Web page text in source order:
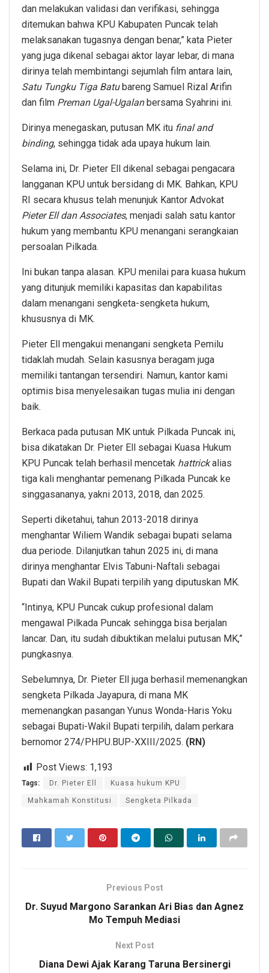
dan melakukan validasi dan verifikasi, sehingga
ditemukan bahwa KPU Kabupaten Puncak telah
melaksanakan tugasnya dengan benar,” kata Pieter
yang juga dikenal sebagai aktor layar lebar, di mana
dirinya telah membintangi sejumlah film antara lain,
Satu Tungku Tiga Batubareng Samuel Rizal Arifin
dan film Preman Ugal-Ugalanbersama Syahrini ini.
Dirinya menegaskan, putusan MK itu final and
binding, sehingga tidak ada upaya hukum lain.
Selama ini, Dr. Pieter Ell dikenal sebagai pengacara
langganan KPU untuk bersidang di MK. Bahkan, KPU
RI secara khusus telah menunjuk Kantor Advokat
Pieter Ell dan Associates, menjadi salah satu kantor
hukum yang membantu KPU menangani serangkaian
persoalan Pilkada.
Ini bukan tanpa alasan. KPU menilai para kuasa hukum
yang ditunjuk memiliki kapasitas dan kapabilitas
dalam menangani sengketa-sengketa hukum,
khususnya di MK.
Pieter Ell mengakui menangani sengketa Pemilu
tidaklah mudah. Selain kasusnya beragam juga
memiliki tantangan tersendiri. Namun, kantor kami
optimis bisa menyelesaikan tugas mulia ini dengan
baik.
Berkaca pada putusan MK untuk Pilkada Puncak ini,
bisa dikatakan Dr. Pieter Ell sebagai Kuasa Hukum
KPU Puncak telah berhasil mencetak hattrickalias
tiga kali menghantar pemenang Pilkada Puncak ke
singgasananya, yakni 2013, 2018, dan 2025.
Seperti diketahui, tahun 2013-2018 dirinya
menghantar Wiliem Wandik sebagai bupati selama
dua periode. Dilanjutkan tahun 2025 ini, di mana
dirinya menghantar Elvis Tabuni-Naftali sebagai
Bupati dan Wakil Bupati terpilih yang diputuskan MK.
“Intinya, KPU Puncak cukup profesional dalam
mengawal Pilkada Puncak sehingga bisa berjalan
lancar. Dan, itu sudah dibuktikan melalui putusan MK,”
pungkasnya.
Sebelumnya, Dr. Pieter Ell juga berhasil memenangkan
sengketa Pilkada Jayapura, di mana MK
memenangkan pasangan Yunus Wonda-Haris Yoku
sebagai Bupati-Wakil Bupati terpilih, dalam perkara
bernomor 274/PHPU.BUP-XXIII/2025. (RN)
Post Views: 1,193
Tags: Dr. Pieter Ell Kuasa hukum KPU
Mahkamah Konstitusi Sengketa Pilkada
Previous Post
Dr. Suyud Margono Sarankan Ari Bias dan Agnez
Mo Tempuh Mediasi
Next Post
Diana Dewi Ajak Karang Taruna Bersinergi